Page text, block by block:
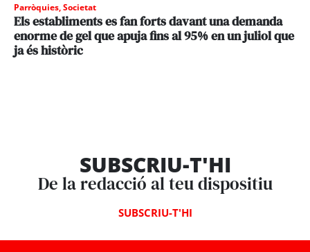
Parròquies,Societat
Els establiments es fan forts davant una demanda
enorme de gel que apuja fins al 95% en un juliol que
ja és històric
SUBSCRIU-T'HI
De la redacció al teu dispositiu
SUBSCRIU-T'HI